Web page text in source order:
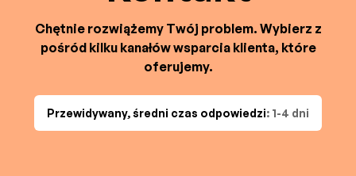
Chętnie rozwiążemy Twój problem. Wybierz z
pośród kilku kanałów wsparcia klienta, które
oferujemy.
Przewidywany, średni czas odpowiedzi: 1-4 dni